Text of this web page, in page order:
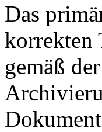
Das
korrekten
gemäß